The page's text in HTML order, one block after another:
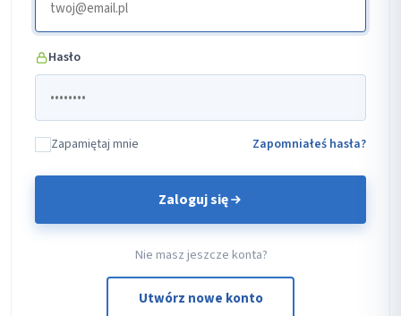
Hasło
Zapamiętaj mnie Zapomniałeś hasła?
Zaloguj się
Nie masz jeszcze konta?
Utwórz nowe konto